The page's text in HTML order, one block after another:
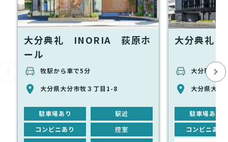
大分典礼 INORIA 荻原ホ
ール
牧駅から車で5分
大分県大分市牧３丁目1-8
駐車場あり 駅近
コンビニあり 控室
大分典礼
大分駅から
大分県大分
駐車場あり
コンビニあり